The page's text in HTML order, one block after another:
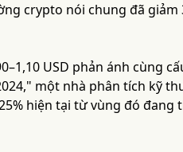
crypto nói chung đã
USD phản ánh cùng
một nhà phân tích kỹ
hiện tại từ vùng đó đang